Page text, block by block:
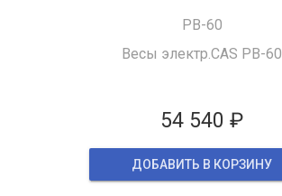
PB-60
Весы электр.CAS PB-60
54 540 ₽
ДОБАВИТЬ В КОРЗИНУ